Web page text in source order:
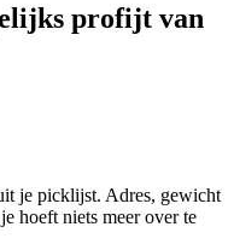
profijt van
je picklijst. Adres, gewicht
hoeft niets meer over te